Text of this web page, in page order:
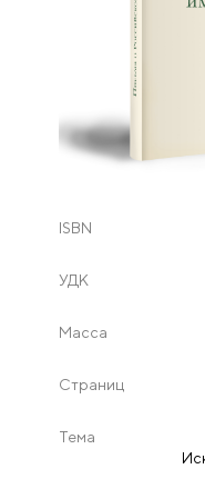
ISBN
УДК
Масса
Страниц
Тема